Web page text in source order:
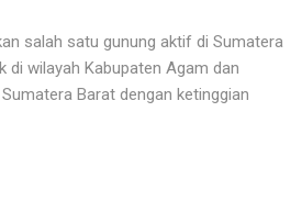
salah satu gunung aktif di Sumatera
di wilayah Kabupaten Agam dan
Barat dengan ketinggian